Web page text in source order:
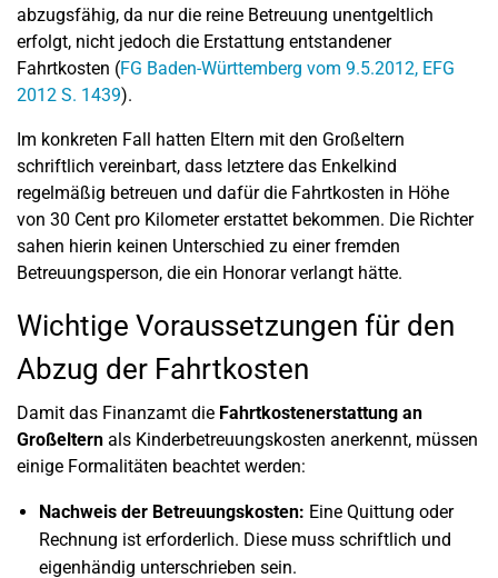
abzugsfähig, da nur die reine Betreuung unentgeltlich
erfolgt, nicht jedoch die Erstattung entstandener
Fahrtkosten (FG Baden-Württemberg vom 9.5.2012, EFG
2012 S. 1439).
Im konkreten Fall hatten Eltern mit den Großeltern
schriftlich vereinbart, dass letztere das Enkelkind
regelmäßig betreuen und dafür die Fahrtkosten in Höhe
von 30 Cent pro Kilometer erstattet bekommen. Die Richter
sahen hierin keinen Unterschied zu einer fremden
Betreuungsperson, die ein Honorar verlangt hätte.
Wichtige Voraussetzungen für den
Abzug der Fahrtkosten
Damit das Finanzamt die Fahrtkostenerstattung an
Großeltern als Kinderbetreuungskosten anerkennt, müssen
einige Formalitäten beachtet werden:
Nachweis der Betreuungskosten: Eine Quittung oder
Rechnung ist erforderlich. Diese muss schriftlich und
eigenhändig unterschrieben sein.